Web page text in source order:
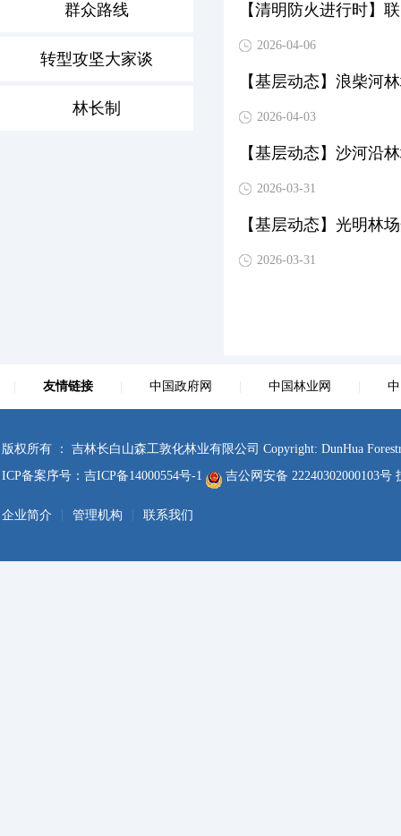
群众路线
转型攻坚大家谈
林长制
【清明防火进行时】
2026-04-06
【基层动态】浪柴河
2026-04-03
【基层动态】沙河沿
2026-03-31
【基层动态】光明林
2026-03-31
友情链接 中国政府网 中国林业网
版权所有 ： 吉林长白山森工敦化林业有限公司 Copyright: DunHua
ICP备案序号： 吉ICP备14000554号-1 吉公网安备 22240302000103号
企业简介 管理机构 联系我们